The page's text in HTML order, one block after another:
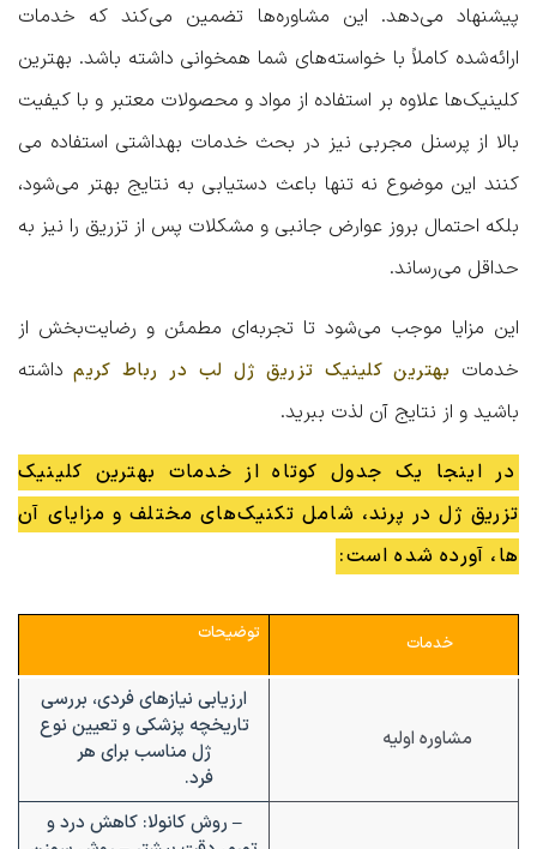
پیشنهاد می‌دهد. این مشاوره‌ها تضمین می‌کند که خدمات
ارائه‌شده کاملاً با خواسته‌های شما همخوانی داشته باشد. بهترین
کلینیک‌ها علاوه بر استفاده از مواد و محصولات معتبر و با کیفیت
بالا از پرسنل مجربی نیز در بحث خدمات بهداشتی استفاده می
کنند این موضوع نه تنها باعث دستیابی به نتایج بهتر می‌شود،
بلکه احتمال بروز عوارض جانبی و مشکلات پس از تزریق را نیز به
حداقل می‌رساند.
این مزایا موجب می‌شود تا تجربه‌ای مطمئن و رضایت‌بخش از
خدمات بهترین کلینیک تزریق ژل لب در رباط کریمداشته
باشید و از نتایج آن لذت ببرید.
در اینجا یک جدول کوتاه از خدمات بهترین کلینیک
تزریق ژل در پرند، شامل تکنیک‌های مختلف و مزایای آن
ها، آورده شده است:
خدمات توضیحات
مشاوره اولیه
ارزیابی نیازهای فردی، بررسی
تاریخچه پزشکی و تعیین نوع
ژل مناسب برای هر
فرد.
– روش کانولا: کاهش درد و